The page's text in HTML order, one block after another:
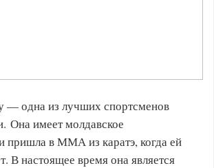
— одна из лучших спортсменов
Она имеет молдавское
пришла в ММА из каратэ, когда ей
В настоящее время она является